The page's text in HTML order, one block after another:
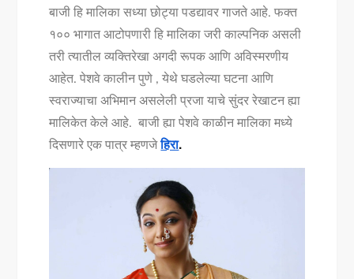
बाजी हि मालिका सध्या छोट्या पडद्यावर गाजते आहे. फक्त
१०० भागात आटोपणारी हि मालिका जरी काल्पनिक असली
तरी त्यातील व्यक्तिरेखा अगदी रूपक आणि अविस्मरणीय
आहेत. पेशवे कालीन पुणे , येथे घडलेल्या घटना आणि
स्वराज्याचा अभिमान असलेली प्रजा याचे सुंदर रेखाटन ह्या
मालिकेत केले आहे. बाजी ह्या पेशवे काळीन मालिका मध्ये
दिसणारे एक पात्र म्हणजेहिरा.